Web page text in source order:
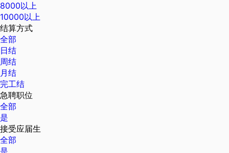
8000以上
10000以上
结算方式
全部
日结
周结
月结
完工结
急聘职位
全部
是
接受应届生
全部